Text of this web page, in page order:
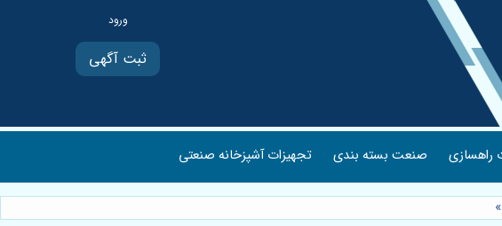
ثبت آگهی
راهسازی صنعت بسته بندی تجهیزات آشپزخانه صنعتی
»